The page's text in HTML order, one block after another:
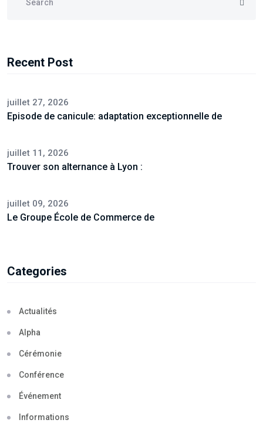
Recent Post
juillet 27, 2026
Episode de canicule: adaptation exceptionnelle de
juillet 11, 2026
Trouver son alternance à Lyon :
juillet 09, 2026
Le Groupe École de Commerce de
Categories
Actualités
Alpha
Cérémonie
Conférence
Événement
Informations